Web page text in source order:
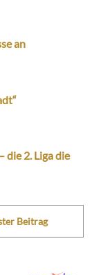
an
die 2. Liga die
Beitrag